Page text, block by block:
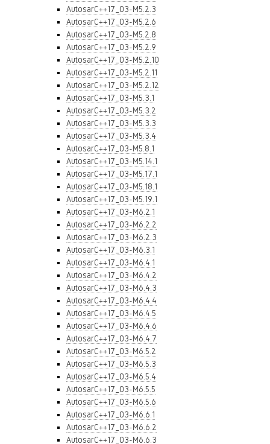
AutosarC++17_03-M5.2.3
AutosarC++17_03-M5.2.6
AutosarC++17_03-M5.2.8
AutosarC++17_03-M5.2.9
AutosarC++17_03-M5.2.10
AutosarC++17_03-M5.2.11
AutosarC++17_03-M5.2.12
AutosarC++17_03-M5.3.1
AutosarC++17_03-M5.3.2
AutosarC++17_03-M5.3.3
AutosarC++17_03-M5.3.4
AutosarC++17_03-M5.8.1
AutosarC++17_03-M5.14.1
AutosarC++17_03-M5.17.1
AutosarC++17_03-M5.18.1
AutosarC++17_03-M5.19.1
AutosarC++17_03-M6.2.1
AutosarC++17_03-M6.2.2
AutosarC++17_03-M6.2.3
AutosarC++17_03-M6.3.1
AutosarC++17_03-M6.4.1
AutosarC++17_03-M6.4.2
AutosarC++17_03-M6.4.3
AutosarC++17_03-M6.4.4
AutosarC++17_03-M6.4.5
AutosarC++17_03-M6.4.6
AutosarC++17_03-M6.4.7
AutosarC++17_03-M6.5.2
AutosarC++17_03-M6.5.3
AutosarC++17_03-M6.5.4
AutosarC++17_03-M6.5.5
AutosarC++17_03-M6.5.6
AutosarC++17_03-M6.6.1
AutosarC++17_03-M6.6.2
AutosarC++17_03-M6.6.3